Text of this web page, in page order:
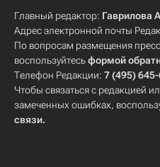
Главный редактор: Гаврилова
Адрес электронной почты
По вопросам размещения
воспользуйтесьформой
Телефон Редакции: 7 (495) 645-
Чтобы связаться с редакцией
замеченных ошибках,
связи.